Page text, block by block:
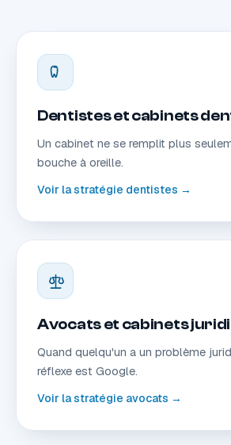
Dentistes et cabinets
Un cabinet ne se remplit plus
bouche à oreille.
Voir la stratégie dentistes →
Avocats et cabinets
Quand quelqu'un a un problème
réflexe est Google.
Voir la stratégie avocats →